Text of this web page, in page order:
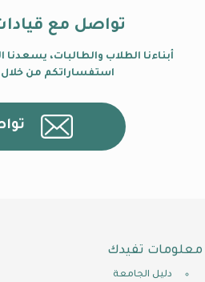
تواصل مع
أبناءنا الطلاب والطالبات،
استفساراتكم من
معلومات تفيدك
دليل الجامعة